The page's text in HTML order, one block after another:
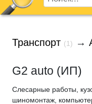
Транспорт (1) →
G2 auto (ИП)
Слесарные работы,
шиномонтаж,